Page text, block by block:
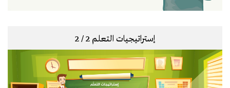
إستراتيجيات التعلم 2 / 2